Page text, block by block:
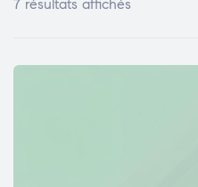
7 résultats affichés